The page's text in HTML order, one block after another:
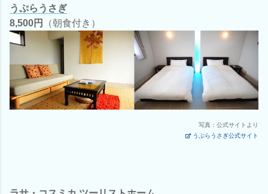
うぷらうさぎ
8,500円
（朝食付き）
写真：公式サイトより
うぷらうさぎ公式サイト